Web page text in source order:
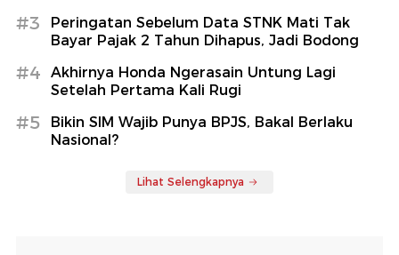
#3
Peringatan Sebelum Data STNK Mati Tak
Bayar Pajak 2 Tahun Dihapus, Jadi Bodong
#4
Akhirnya Honda Ngerasain Untung Lagi
Setelah Pertama Kali Rugi
#5
Bikin SIM Wajib Punya BPJS, Bakal Berlaku
Nasional?
Lihat Selengkapnya